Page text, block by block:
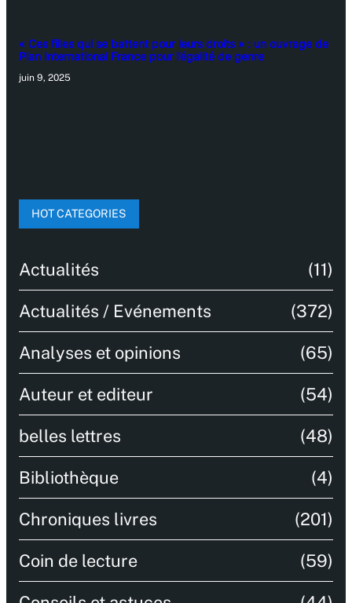
« Ces filles qui se battent pour leurs droits » : un ouvrage de
Plan International France pour l’égalité de genre
juin 9, 2025
HOT CATEGORIES
Actualités (11)
Actualités / Evénements (372)
Analyses et opinions (65)
Auteur et editeur (54)
belles lettres (48)
Bibliothèque (4)
Chroniques livres (201)
Coin de lecture (59)